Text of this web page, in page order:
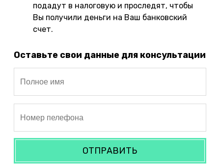
подадут в налоговую и проследят, чтобы
Вы получили деньги на Ваш банковский
счет.
Оставьте свои данные для консультации
ОТПРАВИТЬ